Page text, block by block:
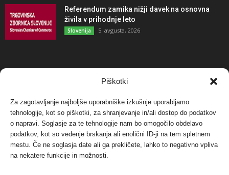
Piškotki
Za zagotavljanje najboljše uporabniške izkušnje uporabljamo
tehnologije, kot so piškotki, za shranjevanje in/ali dostop do podatkov
o napravi. Soglasje za te tehnologije nam bo omogočilo obdelavo
podatkov, kot so vedenje brskanja ali enolični ID-ji na tem spletnem
mestu. Če ne soglasja date ali ga prekličete, lahko to negativno vpliva
na nekatere funkcije in možnosti.
Referendum zamika nižji davek na osnovna
živila v prihodnje leto
Slovenija 5. avgusta, 2026
NAJBOLJ KOMENTIRANO
Protest proti vetrnim elektrarnam na Ojstrici, v
svetu pa vedno bolj...
Dogodki 12. maja, 2017
Tožilstvo v Celovcu v korist elektrarnam
Verbund